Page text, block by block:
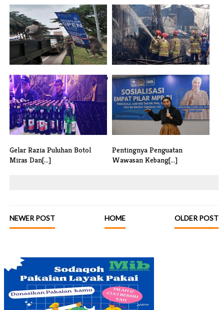
Satpol PP Tangsel Tertibkan 37
Rekl[...]
Gudang Styrofoam Terbakar
Kerugian [...]
Gelar Razia Puluhan Botol
Miras Dan[...]
Pentingnya Penguatan
Wawasan Kebang[...]
NEWER POST OLDER POST
HOME